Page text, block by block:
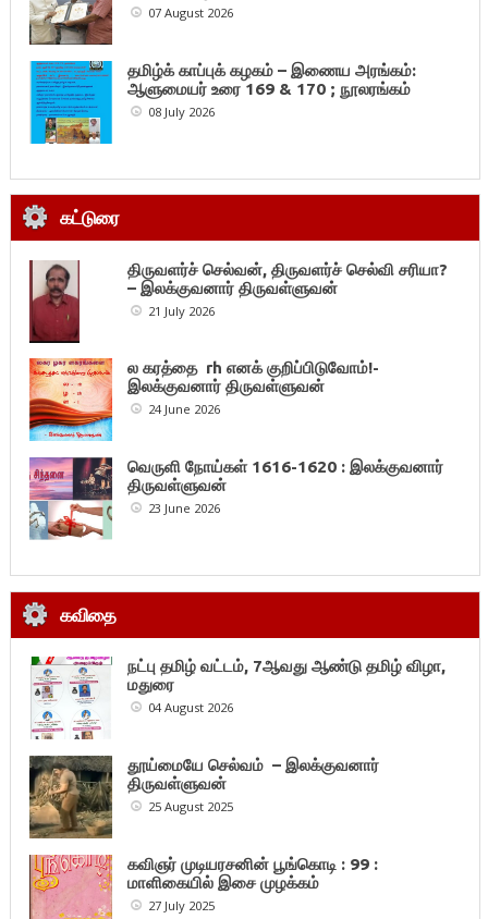
07 August 2026
தமிழ்க் காப்புக் கழகம் – இணைய அரங்கம்:
ஆளுமையர் உரை 169 & 170 ; நூலரங்கம்
08 July 2026
கட்டுரை
திருவளர்ச் செல்வன், திருவளர்ச் செல்வி சரியா?
– இலக்குவனார் திருவள்ளுவன்
21 July 2026
ல கரத்தை rh எனக் குறிப்பிடுவோம்!-
இலக்குவனார் திருவள்ளுவன்
24 June 2026
வெருளி நோய்கள் 1616-1620 : இலக்குவனார்
திருவள்ளுவன்
23 June 2026
கவிதை
நட்பு தமிழ் வட்டம், 7ஆவது ஆண்டு தமிழ் விழா,
மதுரை
04 August 2026
தூய்மையே செல்வம் – இலக்குவனார்
திருவள்ளுவன்
25 August 2025
கவிஞர் முடியரசனின் பூங்கொடி : 99 :
மாளிகையில் இசை முழக்கம்
27 July 2025